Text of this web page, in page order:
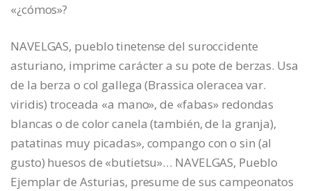
«¿cómos»?
NAVELGAS, pueblo tinetense del suroccidente
asturiano, imprime carácter a su pote de berzas. Usa
de la berza o col gallega (Brassica oleracea var.
viridis) troceada «a mano», de «fabas» redondas
blancas o de color canela (también, de la granja),
patatinas muy picadas», compango con o sin (al
gusto) huesos de «butietsu»… NAVELGAS, Pueblo
Ejemplar de Asturias, presume de sus campeonatos